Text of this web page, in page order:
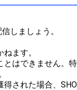
しましょう。
ます。
はできません
された場合、